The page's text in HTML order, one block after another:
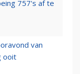
757's af te
van
ooit